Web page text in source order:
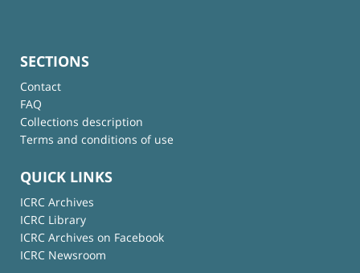
SECTIONS
Contact
FAQ
Collections description
Terms and conditions of use
QUICK LINKS
ICRC Archives
ICRC Library
ICRC Archives on Facebook
ICRC Newsroom